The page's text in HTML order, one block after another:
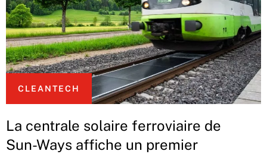
CLEANTECH
La centrale solaire ferroviaire de
Sun-Ways affiche un premier